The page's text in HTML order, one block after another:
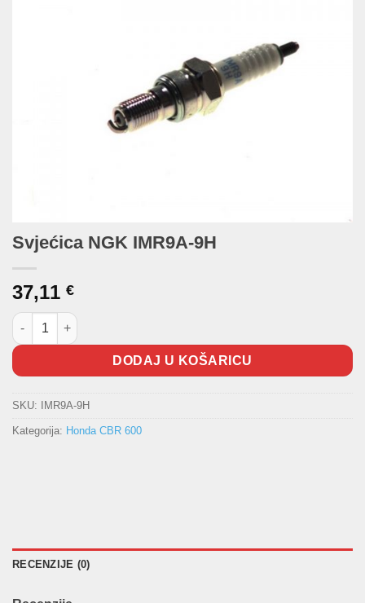
Svjećica NGK IMR9A-9H
37,11 €
Svjećica NGK IMR9A-9H količina
DODAJ U KOŠARICU
SKU: IMR9A-9H
Kategorija: Honda CBR 600
RECENZIJE (0)